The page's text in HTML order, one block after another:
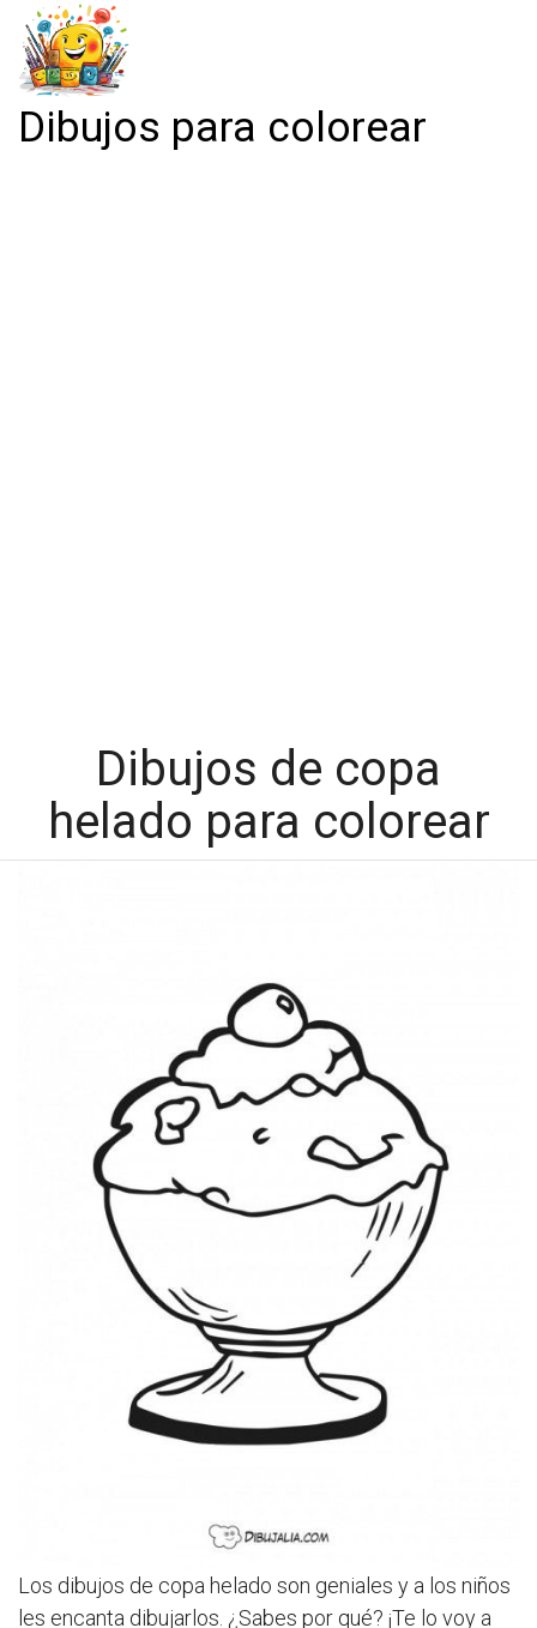
Dibujos para colorear
Dibujos de copa
helado para colorear
Los dibujos de copa helado son geniales y a los niños
les encanta dibujarlos. ¿Sabes por qué? ¡Te lo voy a